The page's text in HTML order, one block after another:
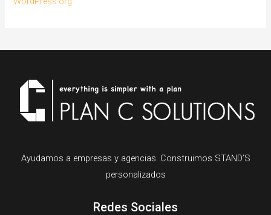
Ayudamos a empresas y agencias. Construimos STAND’S
personalizados
Redes Sociales